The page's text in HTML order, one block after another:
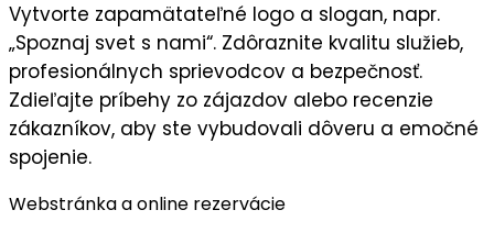
Vytvorte zapamätateľné logo a slogan, napr.
„Spoznaj svet s nami“. Zdôraznite kvalitu služieb,
profesionálnych sprievodcov a bezpečnosť.
Zdieľajte príbehy zo zájazdov alebo recenzie
zákazníkov, aby ste vybudovali dôveru a emočné
spojenie.
Webstránka a online rezervácie